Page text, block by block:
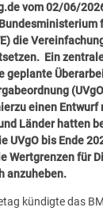
vom 02/06/
die
Ein
geplante
einen Entwurf
Länder hatten
UVgO bis Ende
Wertgrenzen für
anzuheben.
kündigte das